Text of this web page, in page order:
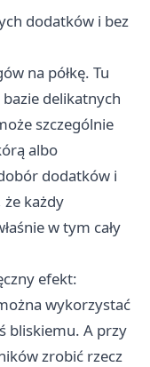
dodatków i bez
na półkę. Tu
delikatnych
szczególnie
albo
dodatków i
każdy
w tym cały
efekt:
wykorzystać
bliskiemu. A przy
zrobić rzecz